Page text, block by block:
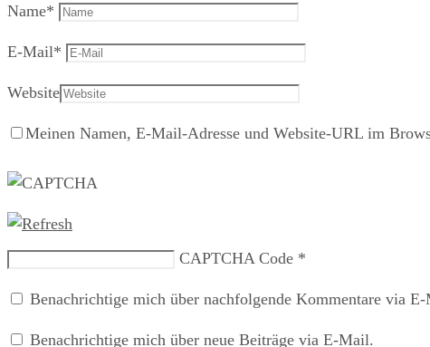
Name*
E-Mail*
Website
Meinen Namen, E-Mail-Adresse und Website-URL im
CAPTCHA Code *
Benachrichtige mich über nachfolgende Kommentare via
Benachrichtige mich über neue Beiträge via E-Mail.